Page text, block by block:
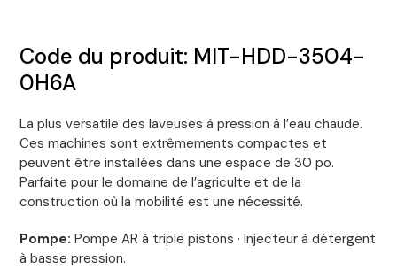
Code du produit: MIT-HDD-3504-
0H6A
La plus versatile des laveuses à pression à l’eau chaude.
Ces machines sont extrêmements compactes et
peuvent être installées dans une espace de 30 po.
Parfaite pour le domaine de l’agriculte et de la
construction où la mobilité est une nécessité.
Pompe: Pompe AR à triple pistons · Injecteur à détergent
à basse pression.